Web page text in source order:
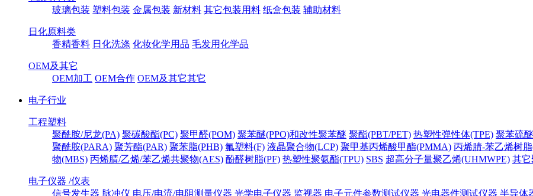
玻璃包装 塑料包装 金属包装 新材料 其它包装用料 纸盒包装 辅助材料
日化原料类
香精香料 日化洗涤 化妆化学用品 毛发用化学品
OEM及其它
OEM加工 OEM合作 OEM及其它其它
电子行业
工程塑料
聚酰胺/尼龙(PA) 聚碳酸酯(PC) 聚甲醛(POM) 聚苯醚(PPO)和改性聚苯醚 聚酯(PBT/PET) 热塑性弹性体(TPE) 聚苯硫
聚酰胺(PARA) 聚芳酯(PAR) 聚苯脂(PHB) 氟塑料(F) 液晶聚合物(LCP) 聚甲基丙烯酸甲酯(PMMA) 丙烯腈-苯乙烯树
物(MBS) 丙烯腈/乙烯/苯乙烯共聚物(AES) 酚醛树脂(PF) 热塑性聚氨酯(TPU) SBS 超高分子量聚乙烯(UHMWPE) 其它
电子仪器 /仪表
信号发生器 脉冲仪 电压/电流/电阻测量仪器 光学电子仪器 监视器 电子元件参数测试仪器 光电器件测试仪器 半导体